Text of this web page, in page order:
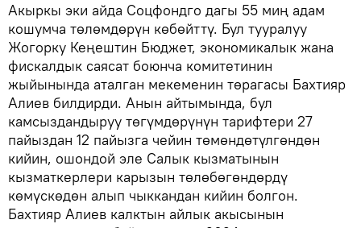
Акыркы эки айда Соцфондго дагы 55 миң адам
кошумча төлөмдөрүн көбөйттү. Бул тууралуу
Жогорку Кеңештин Бюджет, экономикалык жана
фискалдык саясат боюнча комитетинин
жыйынында аталган мекеменин төрагасы Бахтияр
Алиев билдирди. Анын айтымында, бул
камсыздандыруу төгүмдөрүнүн тарифтери 27
пайыздан 12 пайызга чейин төмөндөтүлгөндөн
кийин, ошондой эле Салык кызматынын
кызматкерлери карызын төлөбөгөндөрдү
көмүскөдөн алып чыккандан кийин болгон.
Бахтияр Алиев калктын айлык акысынын